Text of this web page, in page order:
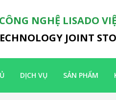
NGHỆ LISADO
JOINT
DỊCH VỤ SẢN PHẨM